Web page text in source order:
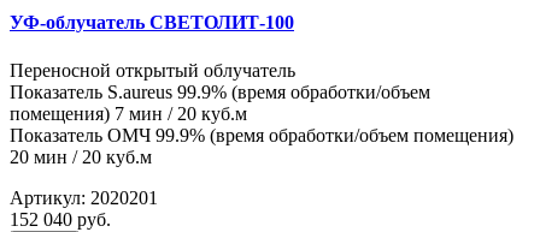
УФ-облучатель СВЕТОЛИТ-100
Переносной открытый облучатель
Показатель S.aureus 99.9% (время обработки/объем
помещения) 7 мин / 20 куб.м
Показатель ОМЧ 99.9% (время обработки/объем помещения)
20 мин / 20 куб.м
Артикул: 2020201
152 040 руб.